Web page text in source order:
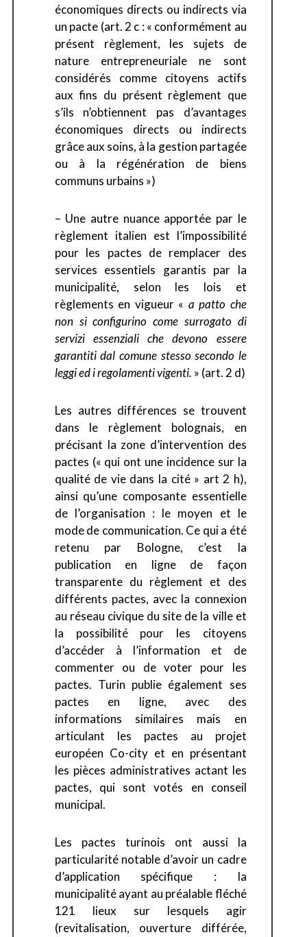
économiques directs ou indirects via
un pacte (art. 2 c : « conformément au
présent règlement, les sujets de
nature entrepreneuriale ne sont
considérés comme citoyens actifs
aux fins du présent règlement que
s’ils n’obtiennent pas d’avantages
économiques directs ou indirects
grâce aux soins, à la gestion partagée
ou à la régénération de biens
communs urbains »)
– Une autre nuance apportée par le
règlement italien est l’impossibilité
pour les pactes de remplacer des
services essentiels garantis par la
municipalité, selon les lois et
règlements en vigueur « a patto che
non si configurino come surrogato di
servizi essenziali che devono essere
garantiti dal comune stesso secondo le
leggi ed i regolamenti vigenti. » (art. 2 d)
Les autres différences se trouvent
dans le règlement bolognais, en
précisant la zone d’intervention des
pactes (« qui ont une incidence sur la
qualité de vie dans la cité » art 2 h),
ainsi qu’une composante essentielle
de l’organisation : le moyen et le
mode de communication. Ce qui a été
retenu par Bologne, c’est la
publication en ligne de façon
transparente du règlement et des
différents pactes, avec la connexion
au réseau civique du site de la ville et
la possibilité pour les citoyens
d’accéder à l’information et de
commenter ou de voter pour les
pactes. Turin publie également ses
pactes en ligne, avec des
informations similaires mais en
articulant les pactes au projet
européen Co-city et en présentant
les pièces administratives actant les
pactes, qui sont votés en conseil
municipal.
Les pactes turinois ont aussi la
particularité notable d’avoir un cadre
d’application spécifique : la
municipalité ayant au préalable fléché
121 lieux sur lesquels agir
(revitalisation, ouverture différée,